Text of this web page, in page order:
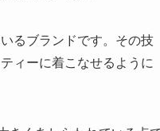
るブランドです。その技
ィーに着こなせるように